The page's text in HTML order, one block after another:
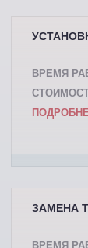
ВРЕМЯ
ЗАМЕНА
ВРЕМЯ